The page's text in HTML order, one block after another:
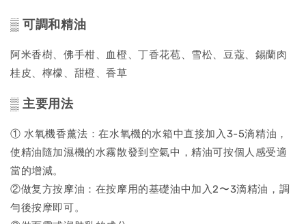
▒ 可調和精油
阿米香樹、佛手柑、血橙、丁香花苞、雪松、豆蔻、錫蘭肉
桂皮、檸檬、甜橙、香草
▒ 主要用法
① 水氧機香薰法：在水氧機的水箱中直接加入3-5滴精油，
使精油隨加濕機的水霧散發到空氣中，精油可按個人感受適
當的增減。
②做复方按摩油：在按摩用的基礎油中加入2〜3滴精油，調
勻後按摩即可。